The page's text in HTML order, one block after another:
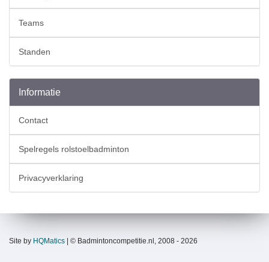
Teams
Standen
Informatie
Contact
Spelregels rolstoelbadminton
Privacyverklaring
Site by HQMatics | © Badmintoncompetitie.nl, 2008 - 2026